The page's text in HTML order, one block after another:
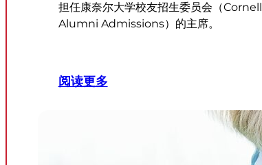
担任康奈尔大学校友招生委员会（Cornell
Alumni Admissions）的主席。
阅读更多